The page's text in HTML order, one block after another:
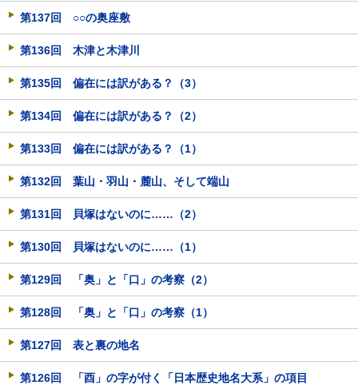
第137回 ○○の奥座敷
第136回 木津と木津川
第135回 偏在には訳がある？（3）
第134回 偏在には訳がある？（2）
第133回 偏在には訳がある？（1）
第132回 葉山・羽山・麓山、そして端山
第131回 貝塚はないのに……（2）
第130回 貝塚はないのに……（1）
第129回 「奥」と「口」の考察（2）
第128回 「奥」と「口」の考察（1）
第127回 表と裏の地名
第126回 「酉」の字が付く「日本歴史地名大系」の項目